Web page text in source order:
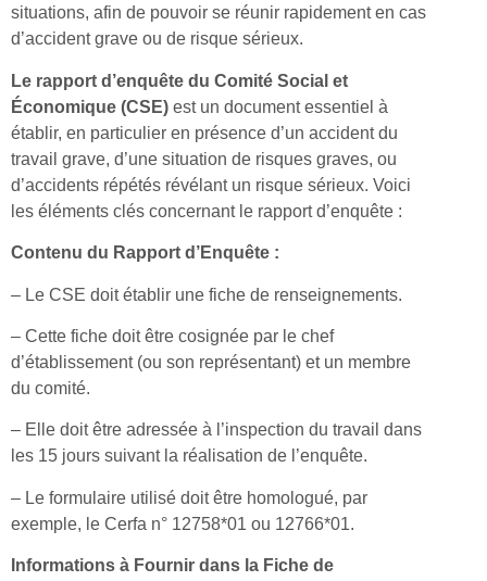
situations, afin de pouvoir se réunir rapidement en cas
d’accident grave ou de risque sérieux.
Le rapport d’enquête du Comité Social et
Économique (CSE) est un document essentiel à
établir, en particulier en présence d’un accident du
travail grave, d’une situation de risques graves, ou
d’accidents répétés révélant un risque sérieux. Voici
les éléments clés concernant le rapport d’enquête :
Contenu du Rapport d’Enquête :
– Le CSE doit établir une fiche de renseignements.
– Cette fiche doit être cosignée par le chef
d’établissement (ou son représentant) et un membre
du comité.
– Elle doit être adressée à l’inspection du travail dans
les 15 jours suivant la réalisation de l’enquête.
– Le formulaire utilisé doit être homologué, par
exemple, le Cerfa n° 12758*01 ou 12766*01.
Informations à Fournir dans la Fiche de